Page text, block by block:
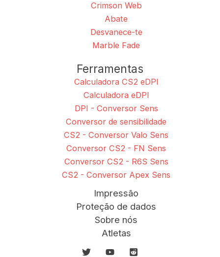
Crimson Web
Abate
Desvanece-te
Marble Fade
Ferramentas
Calculadora CS2 eDPI
Calculadora eDPI
DPI - Conversor Sens
Conversor de sensibilidade
CS2 - Conversor Valo Sens
Conversor CS2 - FN Sens
Conversor CS2 - R6S Sens
CS2 - Conversor Apex Sens
Impressão
Proteção de dados
Sobre nós
Atletas